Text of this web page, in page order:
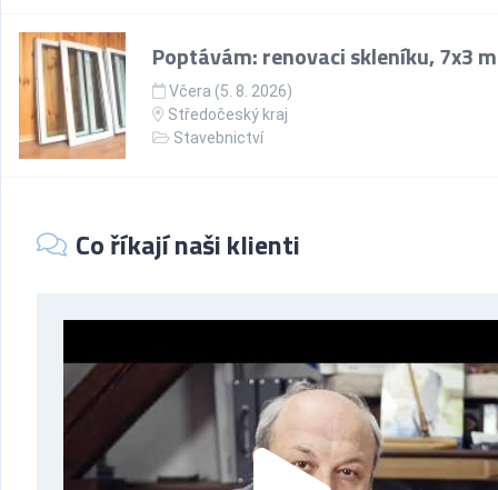
Poptávám: renovaci skleníku, 7x3 m
Včera (5. 8. 2026)
Středočeský kraj
Stavebnictví
Co říkají naši klienti